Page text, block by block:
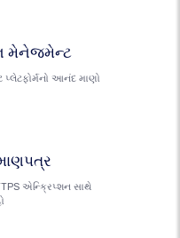
મેનેજમેન્ટ
આનંદ માણો
એન્ક્રિપ્શન સાથે